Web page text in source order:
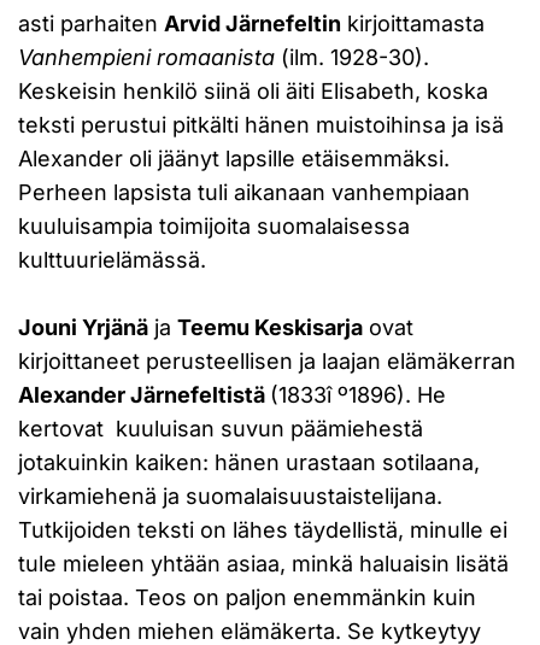
asti parhaiten Arvid Järnefeltin kirjoittamasta
Vanhempieni romaanista (ilm. 1928-30).
Keskeisin henkilö siinä oli äiti Elisabeth, koska
teksti perustui pitkälti hänen muistoihinsa ja isä
Alexander oli jäänyt lapsille etäisemmäksi.
Perheen lapsista tuli aikanaan vanhempiaan
kuuluisampia toimijoita suomalaisessa
kulttuurielämässä.
Jouni Yrjänä ja Teemu Keskisarja ovat
kirjoittaneet perusteellisen ja laajan elämäkerran
Alexander Järnefeltistä (1833î º1896). He
kertovat kuuluisan suvun päämiehestä
jotakuinkin kaiken: hänen urastaan sotilaana,
virkamiehenä ja suomalaisuustaistelijana.
Tutkijoiden teksti on lähes täydellistä, minulle ei
tule mieleen yhtään asiaa, minkä haluaisin lisätä
tai poistaa. Teos on paljon enemmänkin kuin
vain yhden miehen elämäkerta. Se kytkeytyy